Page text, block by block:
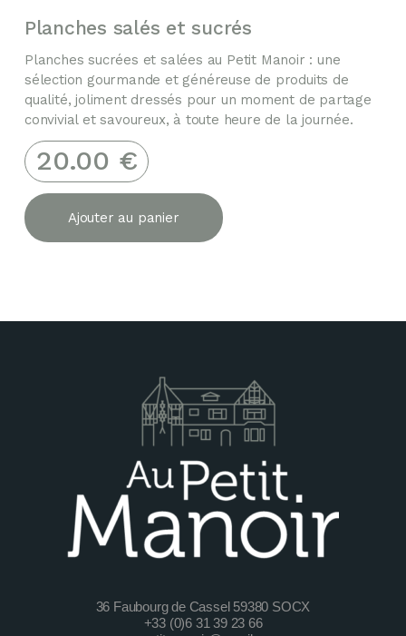
Planches salés et sucrés
Planches sucrées et salées au Petit Manoir : une
sélection gourmande et généreuse de produits de
qualité, joliment dressés pour un moment de partage
convivial et savoureux, à toute heure de la journée.
20.00 €
Ajouter au panier
36 Faubourg de Cassel 59380 SOCX
+33 (0)6 31 39 23 66